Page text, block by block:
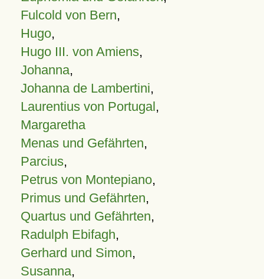
Fulcold von Bern,
Hugo,
Hugo III. von Amiens,
Johanna,
Johanna de Lambertini,
Laurentius von Portugal,
Margaretha
Menas und Gefährten,
Parcius,
Petrus von Montepiano,
Primus und Gefährten,
Quartus und Gefährten,
Radulph Ebifagh,
Gerhard und Simon,
Susanna,